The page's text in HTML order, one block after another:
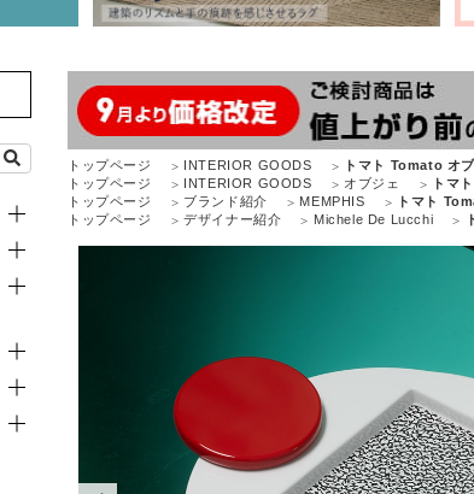
トップページ INTERIOR GOODS
トマト Tomato オ
トップページ
INTERIOR GOODS オブジェ
トマ
トップページ
ブランド紹介 MEMPHIS
トマト
トップページ
デザイナー紹介 Michele De Lucchi